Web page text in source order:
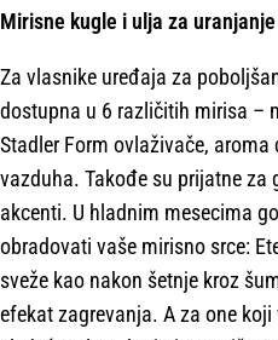
Mirisne kugle i ulja za
Za vlasnike uređaja za
dostupna u 6 različitih mirisa –
Stadler Form ovlaživače,
vazduha. Takođe su prijatne za
akcenti. U hladnim mesecima
obradovati vaše mirisno srce:
sveže kao nakon šetnje kroz
efekat zagrevanja. A za one